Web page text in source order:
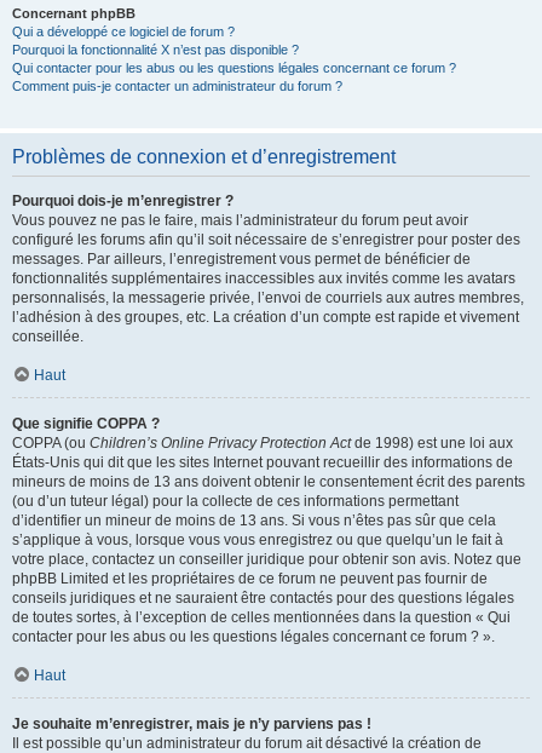
Concernant phpBB
Qui a développé ce logiciel de forum ?
Pourquoi la fonctionnalité X n’est pas disponible ?
Qui contacter pour les abus ou les questions légales concernant ce forum ?
Comment puis-je contacter un administrateur du forum ?
Problèmes de connexion et d’enregistrement
Pourquoi dois-je m’enregistrer ?
Vous pouvez ne pas le faire, mais l’administrateur du forum peut avoir
configuré les forums afin qu’il soit nécessaire de s’enregistrer pour poster des
messages. Par ailleurs, l’enregistrement vous permet de bénéficier de
fonctionnalités supplémentaires inaccessibles aux invités comme les avatars
personnalisés, la messagerie privée, l’envoi de courriels aux autres membres,
l’adhésion à des groupes, etc. La création d’un compte est rapide et vivement
conseillée.
Haut
Que signifie COPPA ?
COPPA (ou Children’s Online Privacy Protection Actde 1998) est une loi aux
États-Unis qui dit que les sites Internet pouvant recueillir des informations de
mineurs de moins de 13 ans doivent obtenir le consentement écrit des parents
(ou d’un tuteur légal) pour la collecte de ces informations permettant
d’identifier un mineur de moins de 13 ans. Si vous n’êtes pas sûr que cela
s’applique à vous, lorsque vous vous enregistrez ou que quelqu’un le fait à
votre place, contactez un conseiller juridique pour obtenir son avis. Notez que
phpBB Limited et les propriétaires de ce forum ne peuvent pas fournir de
conseils juridiques et ne sauraient être contactés pour des questions légales
de toutes sortes, à l’exception de celles mentionnées dans la question « Qui
contacter pour les abus ou les questions légales concernant ce forum ? ».
Haut
Je souhaite m’enregistrer, mais je n’y parviens pas !
Il est possible qu’un administrateur du forum ait désactivé la création de